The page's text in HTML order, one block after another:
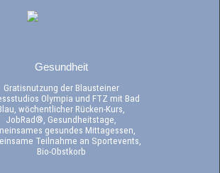
Gesundheit
Gratisnutzung der Blausteiner
Olympia und FTZ mit Bad
wöchentlicher Rücken-Kurs,
JobRad®, Gesundheitstage,
gesundes Mittagessen,
Teilnahme an Sportevents,
Bio-Obstkorb